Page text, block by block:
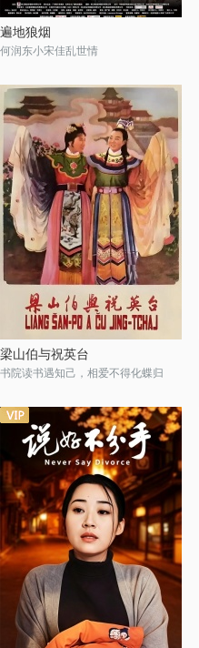
遍地狼烟
何润东小宋佳乱世情
梁山伯与祝英台
书院读书遇知己，相爱不得化蝶归